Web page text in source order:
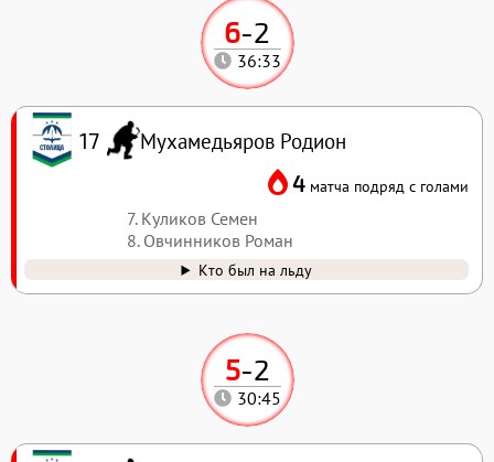
5-2
30:45
6-2
36:33
17 Мухамедьяров Родион
4 матча подряд с голами
7. Куликов Семен
8. Овчинников Роман
Кто был на льду